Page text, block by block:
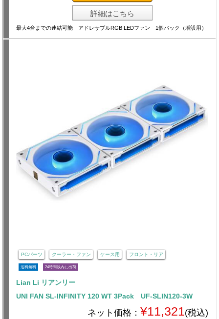
詳細はこちら
最大4台までの連結可能 アドレサブルRGB LEDファン 1個パック（増設用）
PCパーツ クーラー・ファン ケース用 フロント・リア
送料無料 24時間以内に出荷
Lian Li リアンリー
UNI FAN SL-INFINITY 120 WT 3Pack UF-SLIN120-3W
ネット価格： ¥11,321(税込)